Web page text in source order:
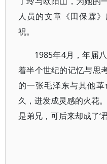
人员的文章《田保霖
祝。
1985年4月，年届
着半个世纪的记忆与思
的一张毛泽东与其他
久，迸发成灵感的火花
是弟兄，可后来却成了‘